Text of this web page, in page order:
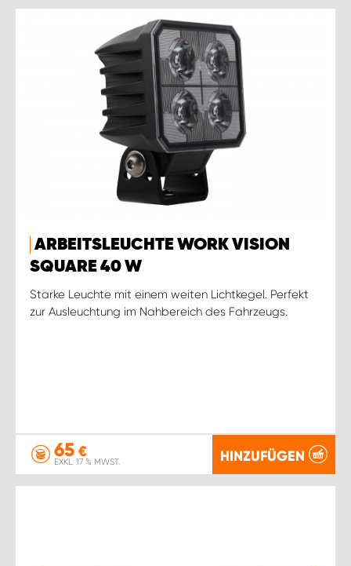
ARBEITSLEUCHTE WORK VISION
SQUARE 40 W
Starke Leuchte mit einem weiten Lichtkegel. Perfekt
zur Ausleuchtung im Nahbereich des Fahrzeugs.
65 €
EXKL. 17 % MWST. HINZUFÜGEN